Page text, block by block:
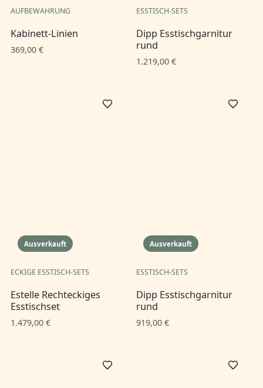
AUFBEWAHRUNG
Kabinett-Linien
369,00 €
ESSTISCH-SETS
Dipp Esstischgarnitur
rund
1.219,00 €
Ausverkauft
ECKIGE ESSTISCH-SETS
Estelle Rechteckiges
Esstischset
1.479,00 €
Ausverkauft
ESSTISCH-SETS
Dipp Esstischgarnitur
rund
919,00 €